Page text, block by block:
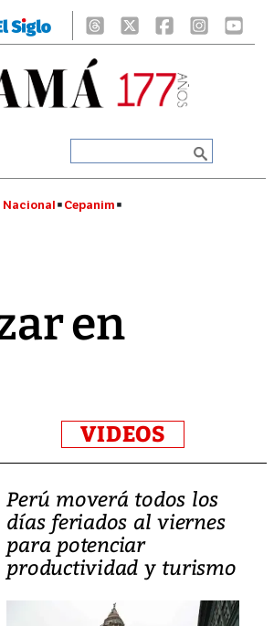
Nacional Cepanim
en
VIDEOS
Perú moverá todos los
días feriados al viernes
para potenciar
productividad y turismo